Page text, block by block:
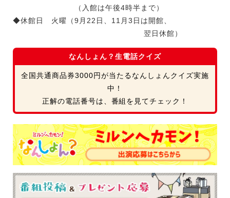
（入館は午後4時半まで）
◆休館日 火曜（9月22日、11月3日は開館、
翌日休館）
なんしょん？生電話クイズ
全国共通商品券3000円が当たるなんしょんクイズ実施
中！
正解の電話番号は、番組を見てチェック！